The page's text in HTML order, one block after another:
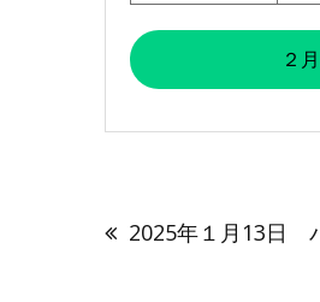
２
稿
ナ2025年１月13日